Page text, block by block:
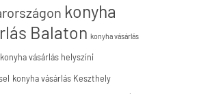
konyha
Balaton konyha vásárlás
konyha vásárlás helyszíni
konyha vásárlás Keszthely